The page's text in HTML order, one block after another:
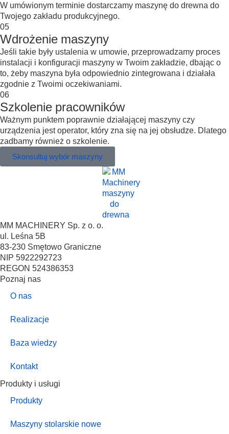
W umówionym terminie dostarczamy maszynę do drewna do
Twojego zakładu produkcyjnego.
05
Wdrożenie maszyny
Jeśli takie były ustalenia w umowie, przeprowadzamy proces
instalacji i konfiguracji maszyny w Twoim zakładzie, dbając o
to, żeby maszyna była odpowiednio zintegrowana i działała
zgodnie z Twoimi oczekiwaniami.
06
Szkolenie pracowników
Ważnym punktem poprawnie działającej maszyny czy
urządzenia jest operator, który zna się na jej obsłudze. Dlatego
zadbamy również o szkolenie.
Skonsultuj wybór maszyny
MM MACHINERY Sp. z o. o.
ul. Leśna 5B
83-230 Smętowo Graniczne
NIP 5922292723
REGON 524386353
Poznaj nas
O nas
Realizacje
Baza wiedzy
Kontakt
Produkty i usługi
Produkty
Maszyny stolarskie nowe